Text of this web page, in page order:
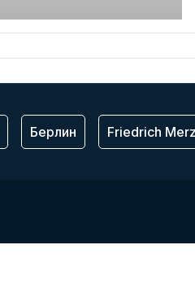
Берлин Friedrich Merz